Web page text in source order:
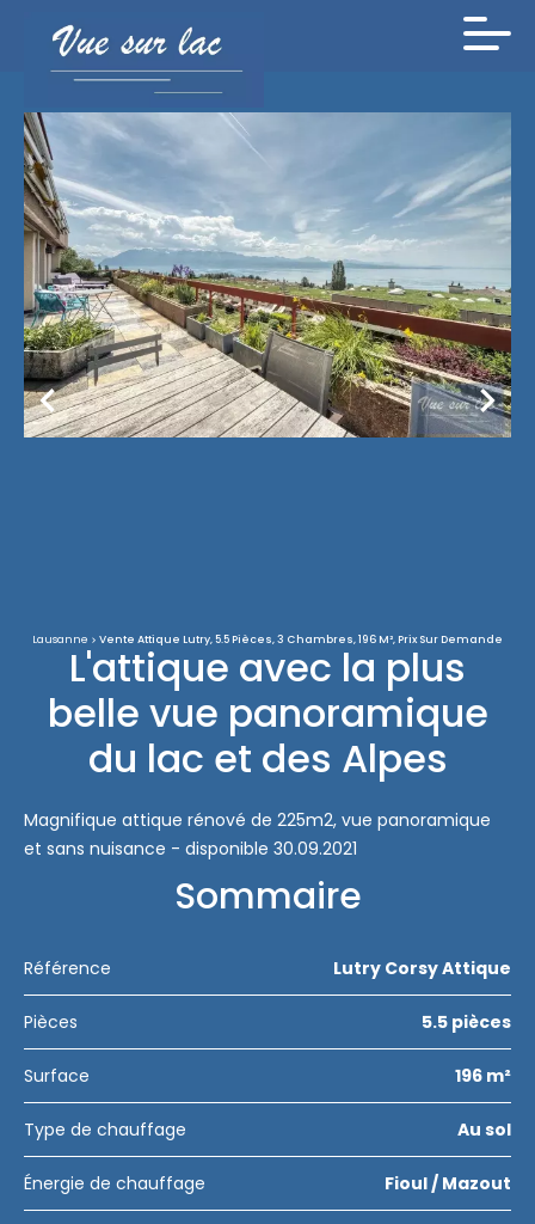
Lausanne Vente Attique Lutry, 5.5 Pièces, 3 Chambres, 196 M², Prix Sur Demande
L'attique avec la plus
belle vue panoramique
du lac et des Alpes
Magnifique attique rénové de 225m2, vue panoramique
et sans nuisance - disponible 30.09.2021
Sommaire
Référence Lutry Corsy Attique
Pièces 5.5 pièces
Surface 196 m²
Type de chauffage Au sol
Énergie de chauffage Fioul / Mazout